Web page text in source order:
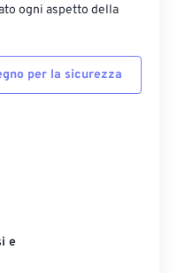
ogni aspetto della
per la sicurezza
e